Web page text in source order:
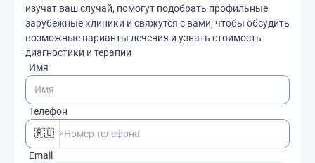
изучат ваш случай, помогут подобрать профильные
зарубежные клиники и свяжутся с вами, чтобы обсудить
возможные варианты лечения и узнать стоимость
диагностики и терапии
Имя
Телефон
🇷🇺
Email